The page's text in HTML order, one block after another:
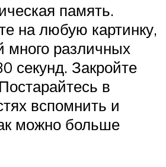
память.
на любую картинку,
много различных
секунд. Закройте
в
вспомнить и
можно больше